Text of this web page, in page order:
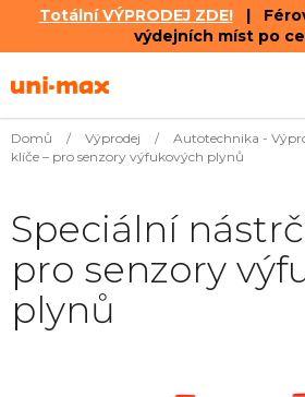
Totální VÝPRODEJ ZDE!|
výdejních míst po
na
Domů / Výprodej / Autotechnika -
klíče – pro senzory výfukových plynů
Speciální
pro senzory
plynů